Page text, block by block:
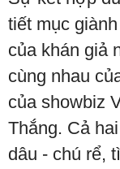
tiết mục
của khán giả
cùng nhau
của showbiz
Thắng. Cả
dâu - chú rể,